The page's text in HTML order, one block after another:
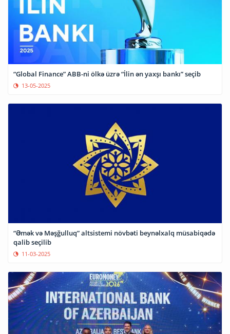
“Global Finance” ABB-ni ölkə üzrə “İlin ən yaxşı bankı” seçib
13-05-2025
“Əmək və Məşğulluq” altsistemi növbəti beynəlxalq müsabiqədə
qalib seçilib
11-03-2025